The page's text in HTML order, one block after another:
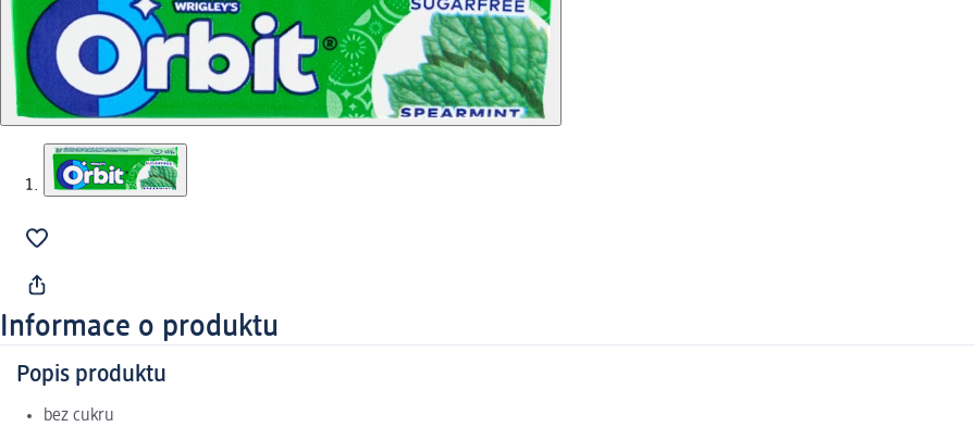
Informace o produktu
Popis produktu
bez cukru